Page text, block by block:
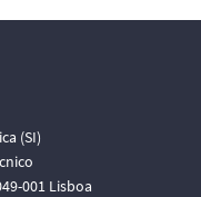
(SI)
001 Lisboa